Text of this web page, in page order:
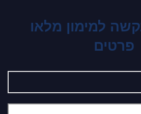
למימון מלאו
פרטים